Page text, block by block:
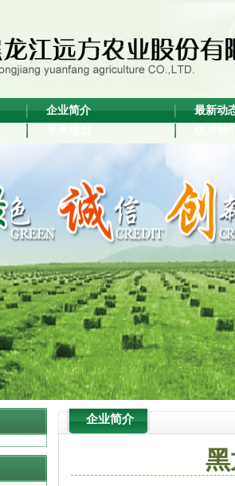
企业简介
最新动
企业简介